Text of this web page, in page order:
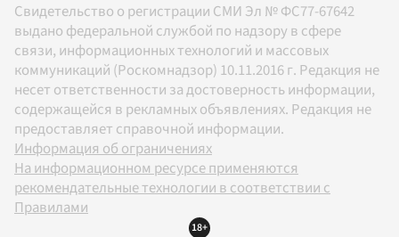
Свидетельство о регистрации СМИ Эл № ФС77-67642
выдано федеральной службой по надзору в сфере
связи, информационных технологий и массовых
коммуникаций (Роскомнадзор) 10.11.2016 г. Редакция не
несет ответственности за достоверность информации,
содержащейся в рекламных объявлениях. Редакция не
предоставляет справочной информации.
Информация об ограничениях
На информационном ресурсе применяются
рекомендательные технологии в соответствии с
Правилами
18+